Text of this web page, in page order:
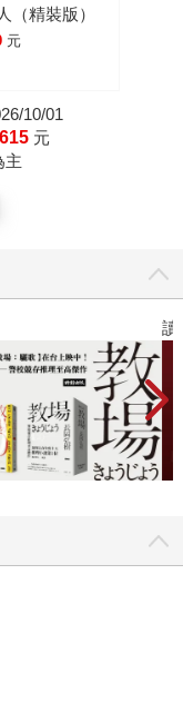
就會永遠用自己所
，我認為是一個不
，另一本實用易
來》中她以熟悉的
的片段與回憶，重
個那麼平凡的女
的懷念她，我可以
情願地好好生活
學院：富有是一種選
，這也是「人生實
如從理財角度出
的錢？》她以自身
，第二本則主要提
與迷思。吳淡如以
方式並不會達到正
的人生路徑，吳淡
此在獲得今年度金
獎項為讀者帶來更
貫的瀟灑率性表
，我只想成為真實
（精裝版）
元
10/01
615 元
主
讀